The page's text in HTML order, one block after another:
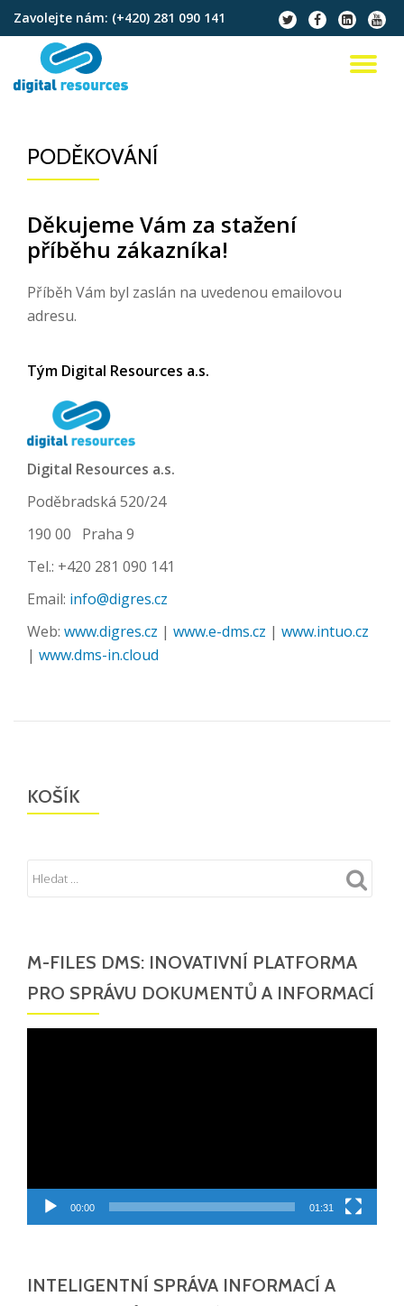
Přeskočit
obsah
Zavolejte nám: (+420) 281 090 141
fa-
twitter
fa-
facebook
fa-
linkedin-
square
fa-
PODĚKOVÁNÍ
Děkujeme Vám za stažení
příběhu zákazníka!
Příběh Vám byl zaslán na uvedenou emailovou
adresu.
Tým Digital Resources a.s.
Digital Resources a.s.
Poděbradská 520/24
190 00 Praha 9
Tel.: +420 281 090 141
Email: info@digres.cz
Web: www.digres.cz | www.e-dms.cz | www.intuo.cz
| www.dms-in.cloud
KOŠÍK
M-FILES DMS: INOVATIVNÍ PLATFORMA
PRO SPRÁVU DOKUMENTŮ A INFORMACÍ
00:00 01:31
INTELIGENTNÍ SPRÁVA INFORMACÍ A